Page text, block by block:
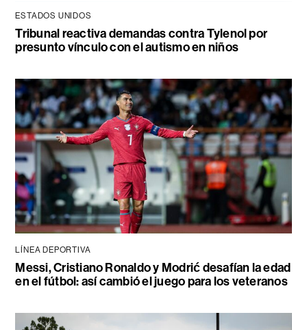
ESTADOS UNIDOS
Tribunal reactiva demandas contra Tylenol por
presunto vínculo con el autismo en niños
LÍNEA DEPORTIVA
Messi, Cristiano Ronaldo y Modrić desafían la edad
en el fútbol: así cambió el juego para los veteranos